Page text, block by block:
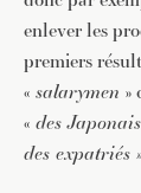
enlever les
premiers
« salarymen »
« des
des expatriés »